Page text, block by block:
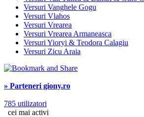
Versuri Vanghele Gogu
Versuri Vlahos
Versuri Vrearea
Versuri Vrearea Armaneasca
Versuri Yioryi & Teodora Calagiu
Versuri Zicu Araia
» Parteneri giony.ro
785 utilizatori
cei mai activi